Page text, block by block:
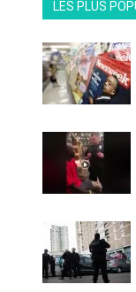
LES PLUS